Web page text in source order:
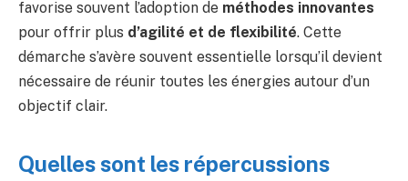
favorise souvent l’adoption de méthodes innovantes
pour offrir plus d’agilité et de flexibilité. Cette
démarche s’avère souvent essentielle lorsqu’il devient
nécessaire de réunir toutes les énergies autour d’un
objectif clair.
Quelles sont les répercussions